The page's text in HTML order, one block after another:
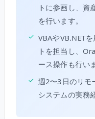
トに参画し、資
を行います。
✓ VBAやVB.NET
トを担当し、
ース操作も行い
✓ 週2〜3日のリモ
システムの実務